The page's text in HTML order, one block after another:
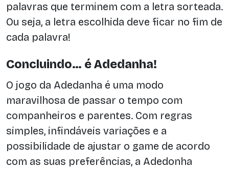
palavras que terminem com a letra sorteada.
Ou seja, a letra escolhida deve ficar no fim de
cada palavra!
Concluindo… é Adedanha!
O jogo da Adedanha é uma modo
maravilhosa de passar o tempo com
companheiros e parentes. Com regras
simples, infindáveis variações e a
possibilidade de ajustar o game de acordo
com as suas preferências, a Adedonha